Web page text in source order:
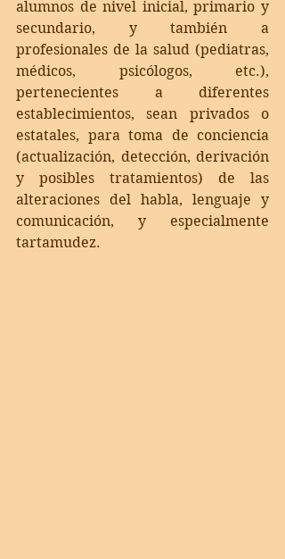
alumnos de nivel inicial, primario y
secundario, y también a
profesionales de la salud (pediatras,
médicos, psicólogos, etc.),
pertenecientes a diferentes
establecimientos, sean privados o
estatales, para toma de conciencia
(actualización, detección, derivación
y posibles tratamientos) de las
alteraciones del habla, lenguaje y
comunicación, y especialmente
tartamudez.